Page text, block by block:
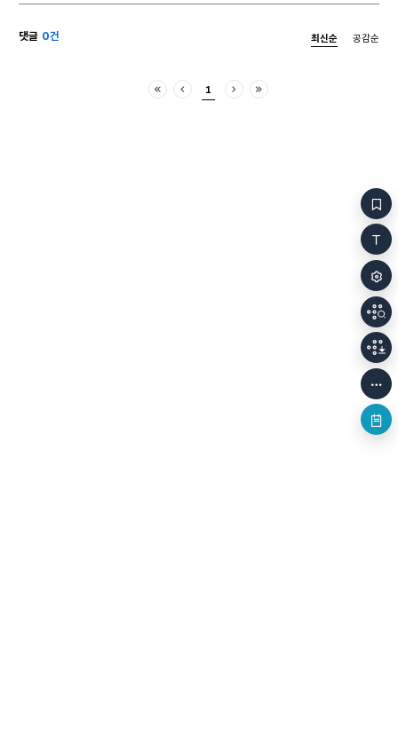
성찰하고 의미화하는 과정에서 발생하는 것이며,
있다. 이처럼 “‘마음’은 환경과의 지속적인 결합을 통해
생겨나는 과정이다. 마음은 신체화된 경험적 과정 위에
인간을 거듭
복잡한 피드
변화시키는
기술은 그
댓글 0건 최신순 공감순
처음 이전1 다음마지막